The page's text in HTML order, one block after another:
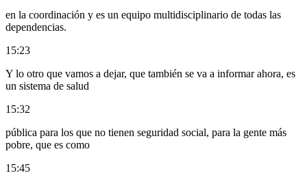
en la coordinación y es un equipo multidisciplinario de todas las
dependencias.
15:23
Y lo otro que vamos a dejar, que también se va a informar ahora, es
un sistema de salud
15:32
pública para los que no tienen seguridad social, para la gente más
pobre, que es como
15:45